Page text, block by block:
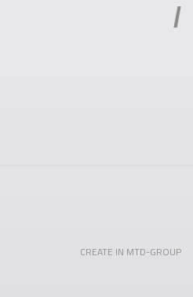
/
CREATE IN MTD-GROUP